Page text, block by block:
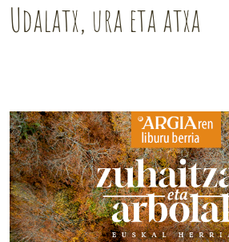
Udalatx, ura eta atxa